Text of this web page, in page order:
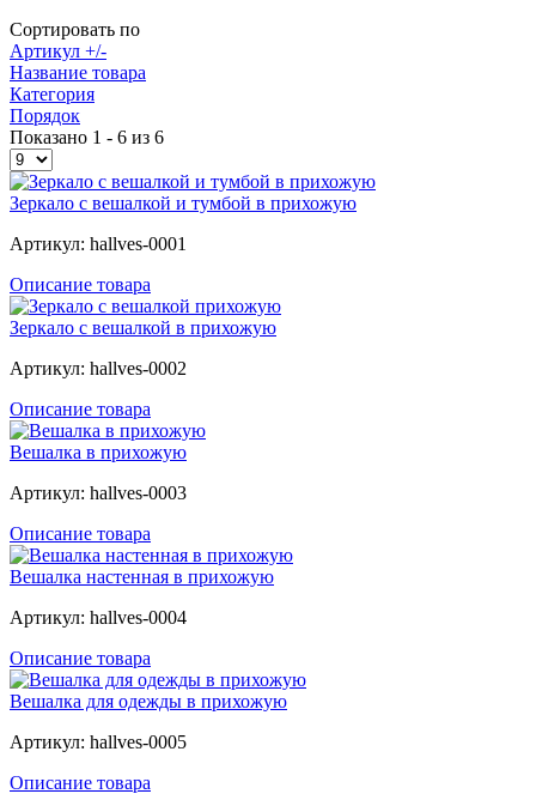
Сортировать по
Артикул +/-
Название товара
Категория
Порядок
Показано 1 - 6 из 6
Зеркало с вешалкой и тумбой в прихожую
Артикул: hallves-0001
Описание товара
Зеркало с вешалкой в прихожую
Артикул: hallves-0002
Описание товара
Вешалка в прихожую
Артикул: hallves-0003
Описание товара
Вешалка настенная в прихожую
Артикул: hallves-0004
Описание товара
Вешалка для одежды в прихожую
Артикул: hallves-0005
Описание товара